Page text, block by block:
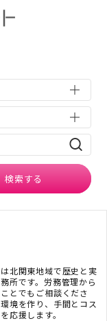
の検索結果
検索する
北関東地域で歴史と実
所です。労務管理から
とでもご相談くださ
境を作り、手間とコス
応援します。